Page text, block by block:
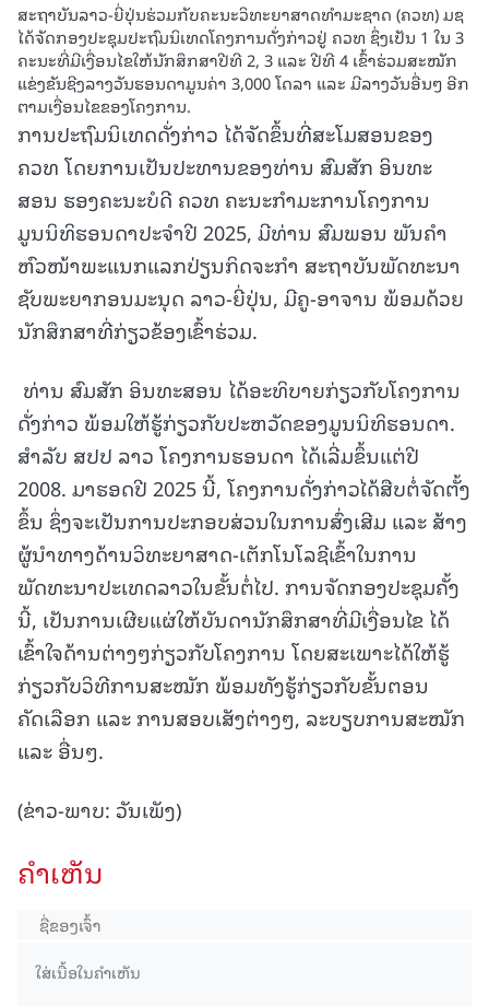
ສະຖາບັນລາວ-ຍີ່ປຸ່ນຮ່ວມກັບຄະນະວິທະຍາສາດທໍາມະຊາດ (ຄວທ) ມຊ
ໄດ້ຈັດກອງປະຊຸມປະຖົມນິເທດໂຄງການດັ່ງກ່າວຢູ່ ຄວທ ຊຶ່ງເປັນ 1 ໃນ 3
ຄະນະທີ່ມີເງື່ອນໄຂໃຫ້ນັກສຶກສາປີທີ 2, 3 ແລະ ປີທີ 4 ເຂົ້າຮ່ວມສະໝັກ
ແຂ່ງຂັນຊີງລາງວັນຮອນດາມູນຄ່າ 3,000 ໂດລາ ແລະ ມີລາງວັນອື່ນໆ ອີກ
ຕາມເງື່ອນໄຂຂອງໂຄງການ.
ການປະຖົມນິເທດດັ່ງກ່າວ ໄດ້ຈັດຂຶ້ນທີ່ສະໂມສອນຂອງ
ຄວທ ໂດຍການເປັນປະທານຂອງທ່ານ ສົມສັກ ອິນທະ
ສອນ ຮອງຄະນະບໍດີ ຄວທ ຄະນະກຳມະການໂຄງການ
ມູນນິທິຮອນດາປະຈຳປີ 2025, ມີທ່ານ ສົມພອນ ພັນຄໍາ
ຫົວໜ້າພະແນກແລກປ່ຽນກິດຈະກໍາ ສະຖາບັນພັດທະນາ
ຊັບພະຍາກອນມະນຸດ ລາວ-ຍີ່ປຸ່ນ, ມີຄູ-ອາຈານ ພ້ອມດ້ວຍ
ນັກສຶກສາທີ່ກ່ຽວຂ້ອງເຂົ້າຮ່ວມ.
ທ່ານ ສົມສັກ ອິນທະສອນ ໄດ້ອະທິບາຍກ່ຽວກັບໂຄງການ
ດັ່ງກ່າວ ພ້ອມໃຫ້ຮູ້ກ່ຽວກັບປະຫວັດຂອງມູນນິທິຮອນດາ.
ສໍາລັບ ສປປ ລາວ ໂຄງການຮອນດາ ໄດ້ເລີ່ມຂຶ້ນແຕ່ປີ
2008. ມາຮອດປີ 2025 ນີ້, ໂຄງການດັ່ງກ່າວໄດ້ສືບຕໍ່ຈັດຕັ້ງ
ຂຶ້ນ ຊຶ່ງຈະເປັນການປະກອບສ່ວນໃນການສົ່ງເສີມ ແລະ ສ້າງ
ຜູ້ນໍາທາງດ້ານວິທະຍາສາດ-ເຕັກໂນໂລຊີເຂົ້າໃນການ
ພັດທະນາປະເທດລາວໃນຂັ້ນຕໍ່ໄປ. ການຈັດກອງປະຊຸມຄັ້ງ
ນີ້, ເປັນການເຜີຍແຜ່ໃຫ້ບັນດານັກສຶກສາທີ່ມີເງື່ອນໄຂ ໄດ້
ເຂົ້າໃຈດ້ານຕ່າງໆກ່ຽວກັບໂຄງການ ໂດຍສະເພາະໄດ້ໃຫ້ຮູ້
ກ່ຽວກັບວິທີການສະໝັກ ພ້ອມທັງຮູ້ກ່ຽວກັບຂັ້ນຕອນ
ຄັດເລືອກ ແລະ ການສອບເສັງຕ່າງໆ, ລະບຽບການສະໝັກ
ແລະ ອື່ນໆ.
(ຂ່າວ-ພາບ: ວັນເພັງ)
ຄໍາເຫັນ